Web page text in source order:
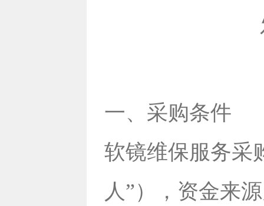
一、采购条件
软镜维保服务采
人”），资金来